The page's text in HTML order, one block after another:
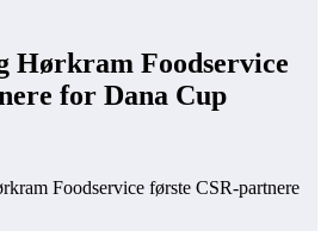
Hørkram Foodservice
for Dana Cup
Foodservice første CSR-partnere